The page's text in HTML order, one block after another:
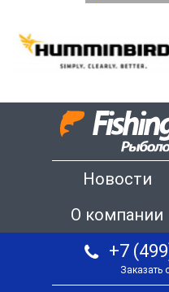
Новости
О компании
+7
Заказать